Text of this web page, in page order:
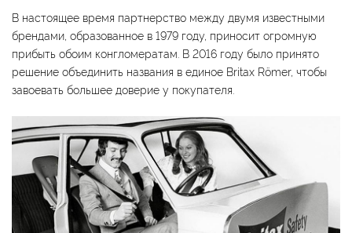
В настоящее время партнерство между двумя известными
брендами, образованное в 1979 году, приносит огромную
прибыть обоим конгломератам. В 2016 году было принято
решение объединить названия в единое Britax Römer, чтобы
завоевать большее доверие у покупателя.